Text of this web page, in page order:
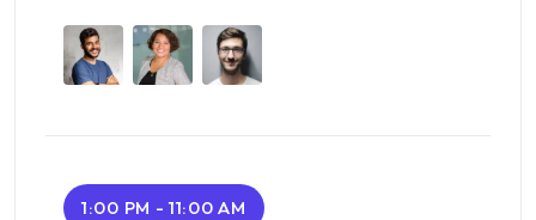
1:00 PM - 11:00 AM